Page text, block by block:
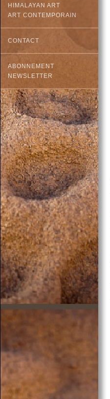
HIMALAYAN ART
ART CONTEMPORAIN
CONTACT
ABONNEMENT
NEWSLETTER